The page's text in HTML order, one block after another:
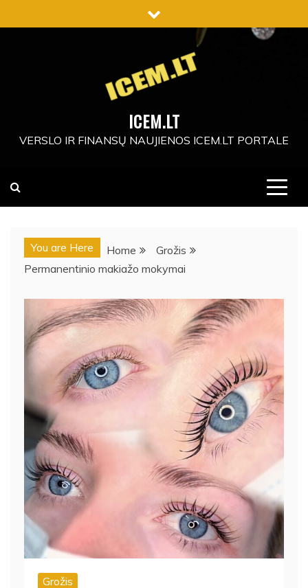
to
ICEM.LT
VERSLO IR FINANSŲ NAUJIENOS ICEM.LT PORTALE
You are Here Home
Grožis
Permanentinio makiažo mokymai
Grožis